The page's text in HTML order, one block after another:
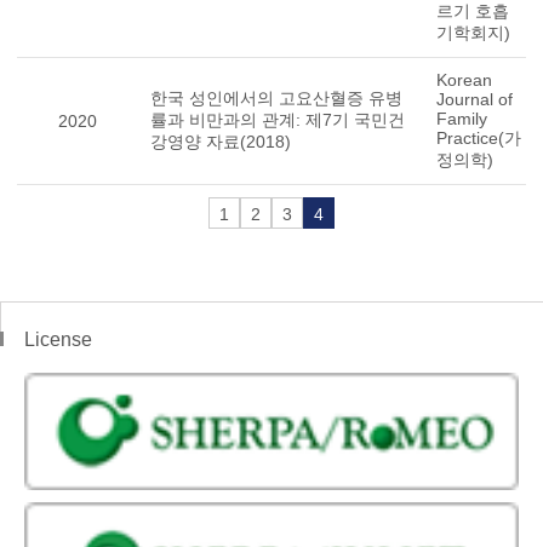
르기 호흡
기학회지)
2020
한국 성인에서의 고요산혈증 유병
률과 비만과의 관계: 제7기 국민건
강영양 자료(2018)
Korean
Journal of
Family
Practice(가
정의학)
1 2 3 4
License